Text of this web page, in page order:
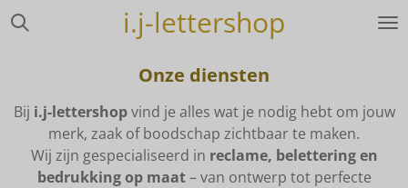
Ga
hoofdinhoud
i.j-lettershop
Onze diensten
Bij i.j-lettershopvind je alles wat je nodig hebt om jouw
merk, zaak of boodschap zichtbaar te maken.
Wij zijn gespecialiseerd in reclame, belettering en
bedrukking op maat– van ontwerp tot perfecte